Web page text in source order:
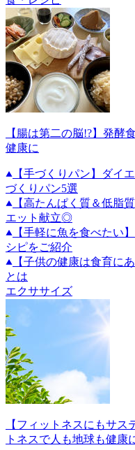
【腸は第二の脳!?】発酵
健康に
【手づくりパン】ダイ
づくりパン5選
【高たんぱく質＆低脂
エット献立◎
【手軽に魚を食べたい
シピをご紹介
【子供の健康は食育に
とは
エクササイズ
【フィットネスにもサ
トネスで人も地球も健康